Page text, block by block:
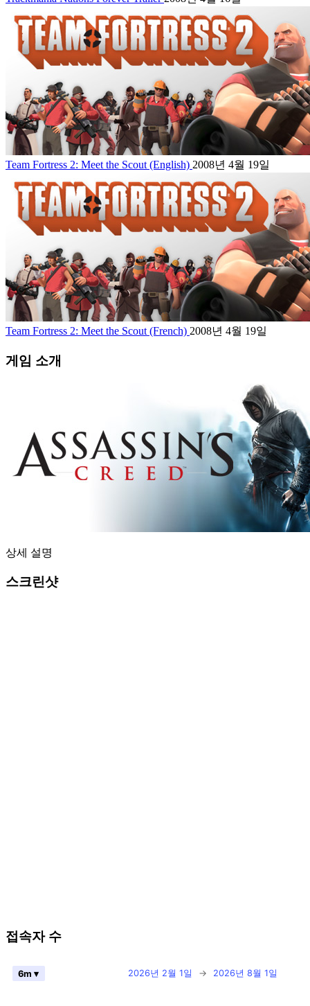
Team Fortress 2: Meet the Scout (English) 2008년 4월 19일
Team Fortress 2: Meet the Scout (French) 2008년 4월 19일
게임 소개
상세 설명
스크린샷
접속자 수
2026년 2월 1일 → 2026년 8월 1일
6m ▾